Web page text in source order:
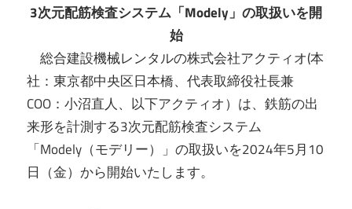
3次元配筋検査システム「Modely」の取扱いを開
始
総合建設機械レンタルの株式会社アクティオ(本
社：東京都中央区日本橋、代表取締役社長兼
COO：小沼直人、以下アクティオ）は、鉄筋の出
来形を計測する3次元配筋検査システム
「Modely（モデリー）」の取扱いを2024年5月10
日（金）から開始いたします。